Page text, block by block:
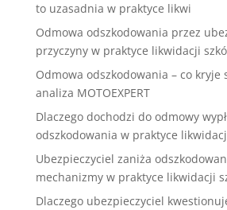
to uzasadnia w praktyce likwi
Odmowa odszkodowania przez
przyczyny w praktyce likwidacji
Odmowa odszkodowania – co kryje
analiza MOTOEXPERT
Dlaczego dochodzi do odmowy
odszkodowania w praktyce
Ubezpieczyciel zaniża
mechanizmy w praktyce likwidacji
Dlaczego ubezpieczyciel